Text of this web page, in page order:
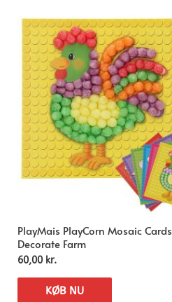
PlayMais PlayCorn Mosaic Cards
Decorate Farm
60,00 kr.
KØB NU